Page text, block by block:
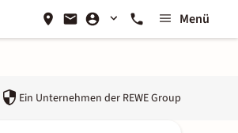
Menü
Ein Unternehmen der REWE Group